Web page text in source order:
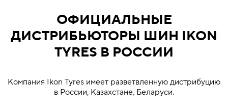
ОФИЦИАЛЬНЫЕ
ДИСТРИБЬЮТОРЫ ШИН IKON
TYRES В РОССИИ
Компания Ikon Tyres имеет разветвленную дистрибуцию
в России, Казахстане, Беларуси.